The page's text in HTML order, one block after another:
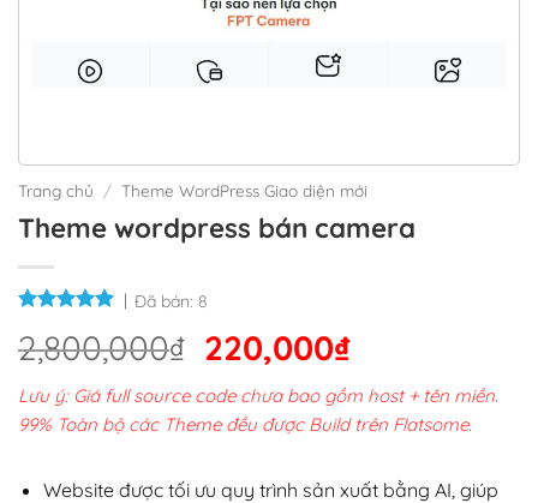
Trang chủ / Theme WordPress Giao diện mới
Theme wordpress bán camera
Đã bán: 8
2,800,000₫ Giá
gốc
là:
2,800,000₫.
220,000₫Giá
hiện
tại
220,000₫.
Lưu ý: Giá full source code chưa bao gồm host + tên miền.
99% Toàn bộ các Theme đều được Build trên Flatsome.
Website được tối ưu quy trình sản xuất bằng AI, giúp